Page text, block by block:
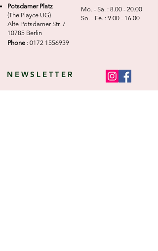
Potsdamer Platz
(The Playce UG)
Alte Potsdamer Str. 7
10785 Berlin
Phone : 0172 1556939
Mo. - Sa. : 8.00 - 20.00
So. - Fe. : 9.00 - 16.00
NEWSLETTER